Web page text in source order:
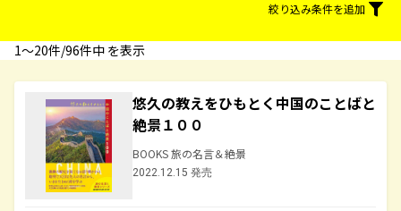
絞り込み条件を追加
1〜20件/96件中 を表示
悠久の教えをひもとく中国のことばと
絶景１００
BOOKS 旅の名言＆絶景
2022.12.15 発売